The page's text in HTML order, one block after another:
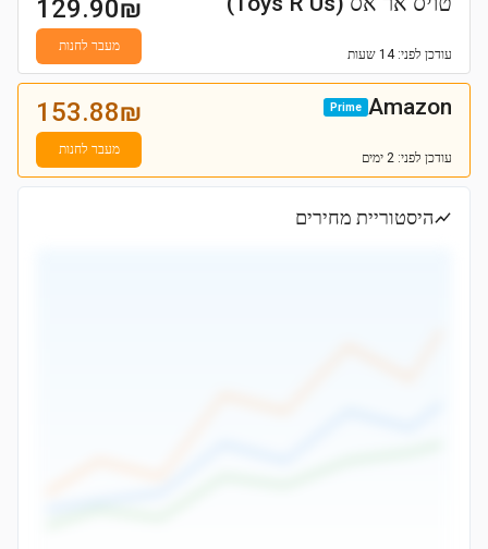
עודכן לפני: 14 שעות
129.90₪
מעבר לחנות
Amazon
Prime
עודכן לפני: 2 ימים
153.88₪
מעבר לחנות
היסטוריית מחירים